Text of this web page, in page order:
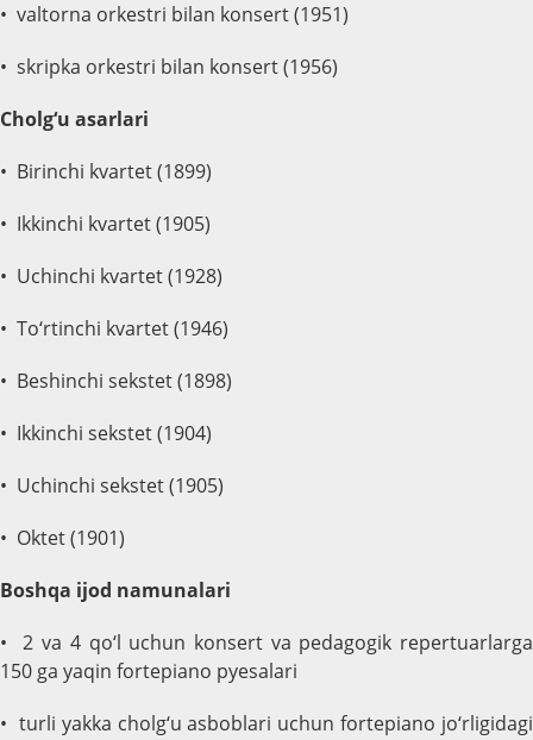
• valtorna orkestri bilan konsert (1951)
• skripka orkestri bilan konsert (1956)
Cholg‘u asarlari
• Birinchi kvartet (1899)
• Ikkinchi kvartet (1905)
• Uchinchi kvartet (1928)
• To‘rtinchi kvartet (1946)
• Beshinchi sekstet (1898)
• Ikkinchi sekstet (1904)
• Uchinchi sekstet (1905)
• Oktet (1901)
Boshqa ijod namunalari
• 2 va 4 qo‘l uchun konsert va pedagogik repertuarlarga
150 ga yaqin fortepiano pyesalari
• turli yakka cholg‘u asboblari uchun fortepiano jo‘rligidagi